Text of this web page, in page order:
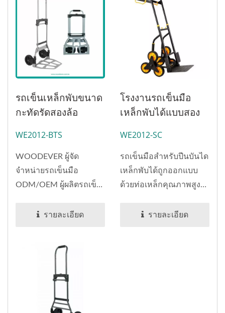
รถเข็นเหล็กพับขนาด
กะทัดรัดสองล้อ
ผลิตรถเข็นมือบริการ
ลูกค้า
WE2012-BTS
WOODEVER ผู้จัด
จำหน่ายรถเข็นมือ
ODM/OEM ผู้ผลิตรถเข็น
รายละเอียด
โรงงานรถเข็นมือ
เหล็กพับได้แบบสอง
กก.)
WE2012-SC
รถเข็นมือสำหรับปีนบันได
เหล็กพับได้ถูกออกแบบ
ด้วยท่อเหล็กคุณภาพสูง
อุตสาหกรรมเกรด...
รายละเอียด